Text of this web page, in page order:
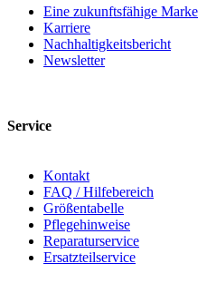
Eine zukunftsfähige Marke
Karriere
Nachhaltigkeitsbericht
Newsletter
Service
Kontakt
FAQ / Hilfebereich
Größentabelle
Pflegehinweise
Reparaturservice
Ersatzteilservice